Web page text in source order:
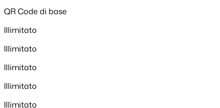
QR Code di base
Illimitato
Illimitato
Illimitato
Illimitato
Illimitato